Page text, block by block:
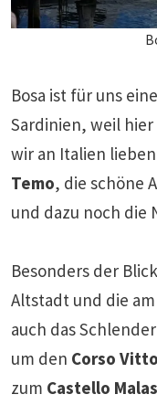
Bosa ist für uns
Sardinien, weil
wir an Italien
Temo, die schöne
und dazu noch die
Besonders der
Altstadt und die
auch das
um den Corso
zum Castello